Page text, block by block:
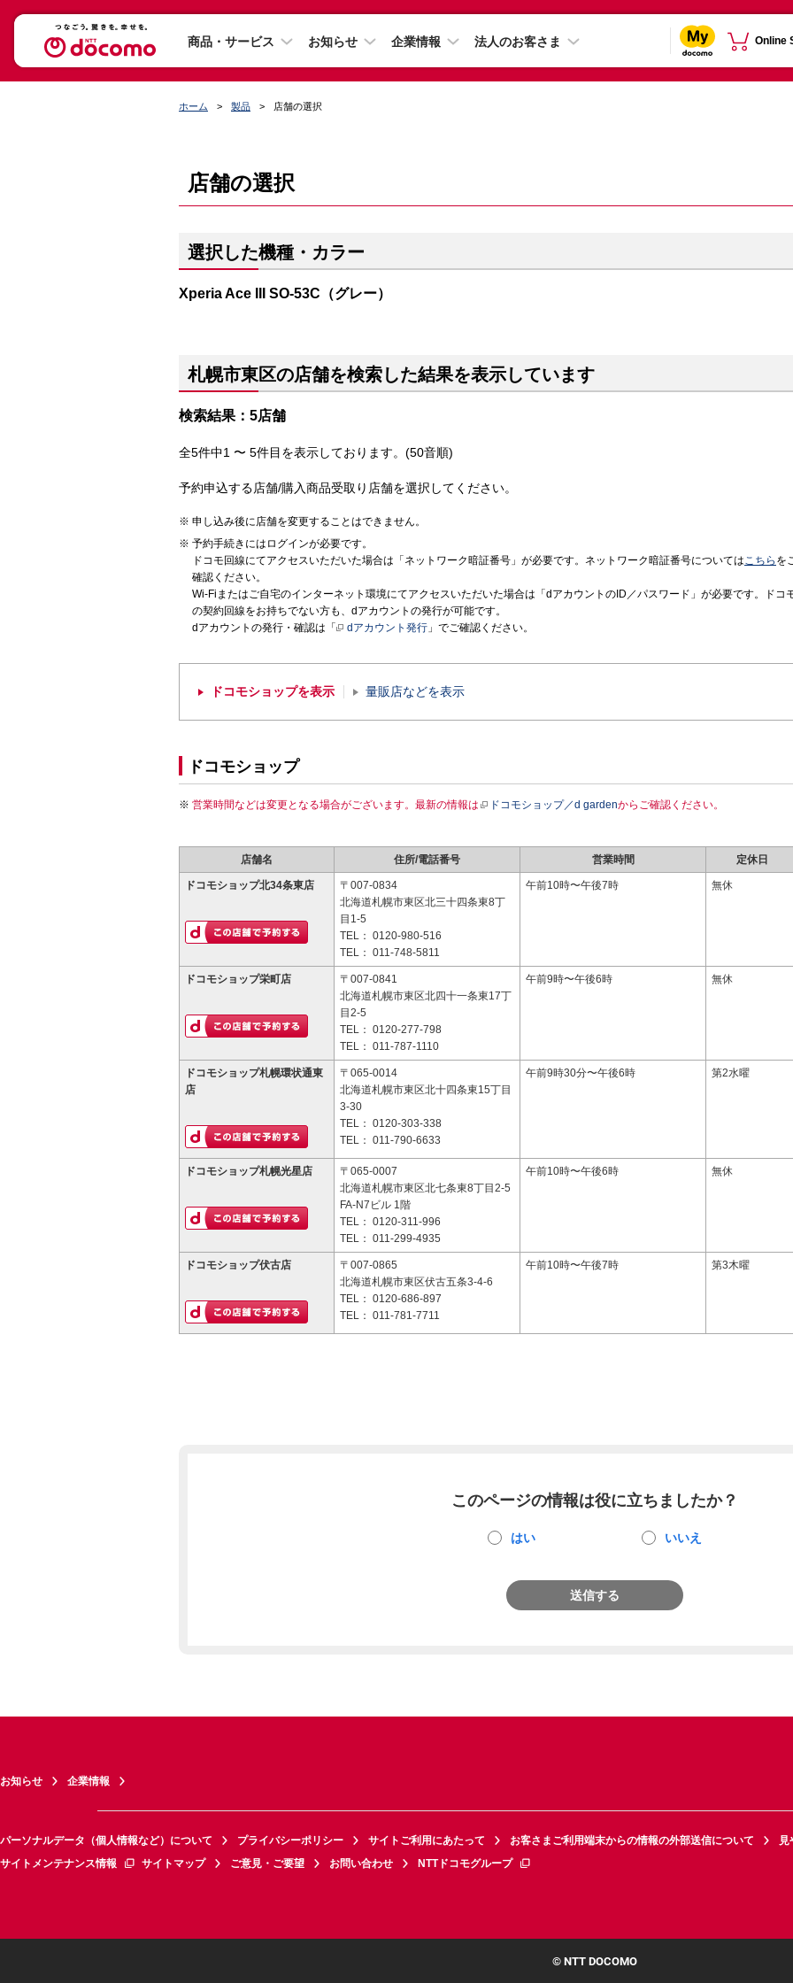
商品・サービス お知らせ 企業情報 法人のお客さま Online
ホーム 製品 店舗の選択
店舗の選択
選択した機種・カラー
Xperia Ace III SO-53C（グレー）
札幌市東区の店舗を検索した結果を表示しています
検索結果：5店舗
全5件中1 〜 5件目を表示しております。(50音順)
予約申込する店舗/購入商品受取り店舗を選択してください。
申し込み後に店舗を変更することはできません。
予約手続きにはログインが必要です。
ドコモ回線にてアクセスいただいた場合は「ネットワーク暗証番号」が必要です。ネットワーク暗証番号についてはこちら を
確認ください。
Wi-Fiまたはご自宅のインターネット環境にてアクセスいただいた場合は「dアカウントのID／パスワード」が必要です。ドコ
の契約回線をお持ちでない方も、dアカウントの発行が可能です。
dアカウントの発行・確認は「
dアカウント発行 」でご確認ください。
ドコモショップを表示 量販店などを表示
ドコモショップ
営業時間などは変更となる場合がございます。最新の情報は ドコモショップ／d gardenからご確認ください。
店舗名 住所/電話番号 営業時間 定休日
ドコモショップ北34条東店
〒007-0834
北海道札幌市東区北三十四条東8丁
目1-5
TEL： 0120-980-516
TEL： 011-748-5811
午前10時〜午後7時 無休
ドコモショップ栄町店
〒007-0841
北海道札幌市東区北四十一条東17丁
目2-5
TEL： 0120-277-798
TEL： 011-787-1110
午前9時〜午後6時 無休
ドコモショップ札幌環状通東
店
〒065-0014
北海道札幌市東区北十四条東15丁目
3-30
TEL： 0120-303-338
TEL： 011-790-6633
午前9時30分〜午後6時 第2水曜
ドコモショップ札幌光星店
〒065-0007
北海道札幌市東区北七条東8丁目2-5
FA-N7ビル 1階
TEL： 0120-311-996
TEL： 011-299-4935
午前10時〜午後6時 無休
ドコモショップ伏古店
〒007-0865
北海道札幌市東区伏古五条3-4-6
TEL： 0120-686-897
TEL： 011-781-7711
午前10時〜午後7時 第3木曜
このページの情報は役に立ちましたか？
はい いいえ
送信する
お知らせ 企業情報
パーソナルデータ（個人情報など）について プライバシーポリシー サイトご利用にあたって お客さまご利用端末からの情報の外部送信について
見
サイトメンテナンス情報
サイトマップ ご意見・ご要望 お問い合わせ NTTドコモグループ
© NTT DOCOMO